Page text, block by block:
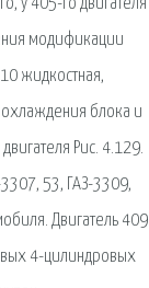
у 405-го двигателя
модификации
жидкостная,
охлаждения блока и
Рис. 4.129.
53, ГАЗ-3309,
Двигатель 409
4-цилиндровых